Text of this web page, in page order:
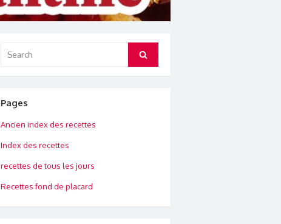
for:
Search
Pages
Ancien index des recettes
Index des recettes
recettes de tous les jours
Recettes fond de placard